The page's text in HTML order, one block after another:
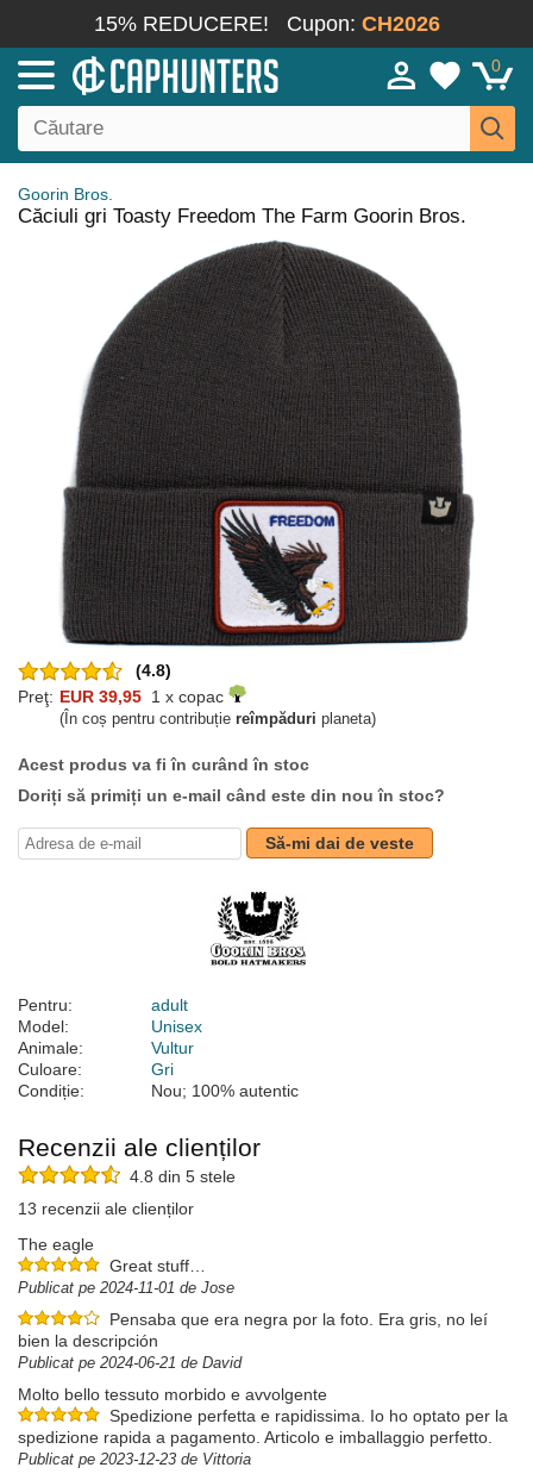
15% REDUCERE! Cupon: CH2026
0
Goorin Bros.
Căciuli gri Toasty Freedom The Farm Goorin Bros.
(4.8)
Preţ: EUR 39,95 1 x copac
(În coș pentru contribuție reîmpăduri planeta)
Acest produs va fi în curând în stoc
Doriți să primiți un e-mail când este din nou în stoc?
Să-mi dai de veste
Pentru:
adult
Model:
Unisex
Animale:
Vultur
Culoare:
Gri
Condiție:
Nou; 100% autentic
Recenzii ale clienților
4.8 din 5 stele
13 recenzii ale clienților
The eagle
Great stuff…
Publicat pe 2024-11-01 de Jose
Pensaba que era negra por la foto. Era gris, no leí
bien la descripción
Publicat pe 2024-06-21 de David
Molto bello tessuto morbido e avvolgente
Spedizione perfetta e rapidissima. Io ho optato per la
spedizione rapida a pagamento. Articolo e imballaggio perfetto.
Publicat pe 2023-12-23 de Vittoria